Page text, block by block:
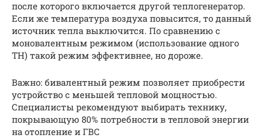
после которого включается другой теплогенератор.
Если же температура воздуха повысится, то данный
источник тепла выключится. По сравнению с
моновалентным режимом (использование одного
ТН) такой режим эффективнее, но дороже.
Важно: бивалентный режим позволяет приобрести
устройство с меньшей тепловой мощностью.
Специалисты рекомендуют выбирать технику,
покрывающую 80% потребности в тепловой энергии
на отопление и ГВС